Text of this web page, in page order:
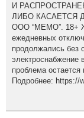
И
ЛИБО КАСАЕТСЯ
ООО “МЕМО”. 18+
ежедневных
продолжались без
электроснабжение
проблема
Подробнее: https://